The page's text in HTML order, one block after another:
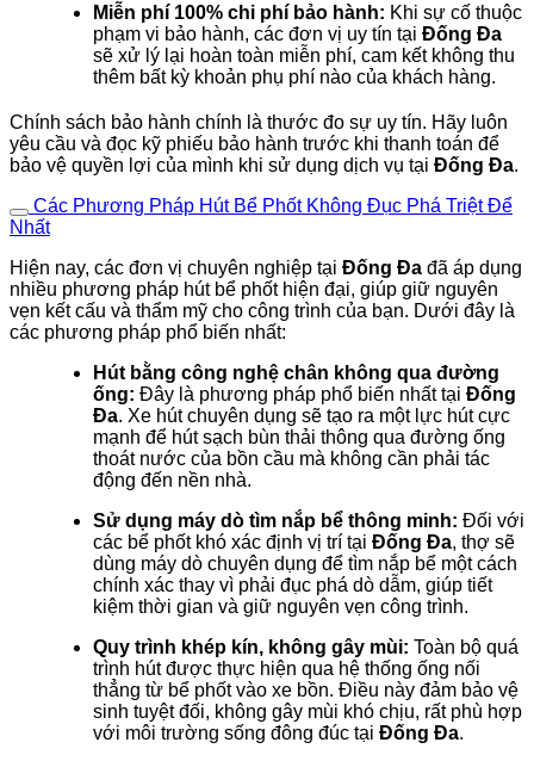
Miễn phí 100% chi phí bảo hành: Khi sự cố thuộc
phạm vi bảo hành, các đơn vị uy tín tại Đống Đa
sẽ xử lý lại hoàn toàn miễn phí, cam kết không thu
thêm bất kỳ khoản phụ phí nào của khách hàng.
Chính sách bảo hành chính là thước đo sự uy tín. Hãy luôn
yêu cầu và đọc kỹ phiếu bảo hành trước khi thanh toán để
bảo vệ quyền lợi của mình khi sử dụng dịch vụ tại Đống Đa.
Các Phương Pháp Hút Bể Phốt Không Đục Phá Triệt Để
Nhất
Hiện nay, các đơn vị chuyên nghiệp tại Đống Đa đã áp dụng
nhiều phương pháp hút bể phốt hiện đại, giúp giữ nguyên
vẹn kết cấu và thẩm mỹ cho công trình của bạn. Dưới đây là
các phương pháp phổ biến nhất:
Hút bằng công nghệ chân không qua đường
ống: Đây là phương pháp phổ biến nhất tại Đống
Đa. Xe hút chuyên dụng sẽ tạo ra một lực hút cực
mạnh để hút sạch bùn thải thông qua đường ống
thoát nước của bồn cầu mà không cần phải tác
động đến nền nhà.
Sử dụng máy dò tìm nắp bể thông minh: Đối với
các bể phốt khó xác định vị trí tại Đống Đa, thợ sẽ
dùng máy dò chuyên dụng để tìm nắp bể một cách
chính xác thay vì phải đục phá dò dẫm, giúp tiết
kiệm thời gian và giữ nguyên vẹn công trình.
Quy trình khép kín, không gây mùi: Toàn bộ quá
trình hút được thực hiện qua hệ thống ống nối
thẳng từ bể phốt vào xe bồn. Điều này đảm bảo vệ
sinh tuyệt đối, không gây mùi khó chịu, rất phù hợp
với môi trường sống đông đúc tại Đống Đa.